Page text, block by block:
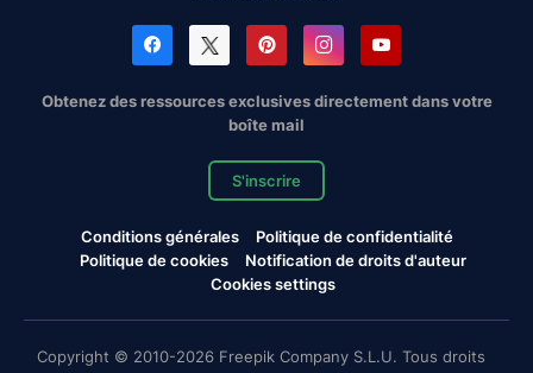
Obtenez des ressources exclusives directement dans votre
boîte mail
S'inscrire
Conditions générales
Politique de confidentialité
Politique de cookies
Notification de droits d'auteur
Cookies settings
Copyright © 2010-2026 Freepik Company S.L.U. Tous droits